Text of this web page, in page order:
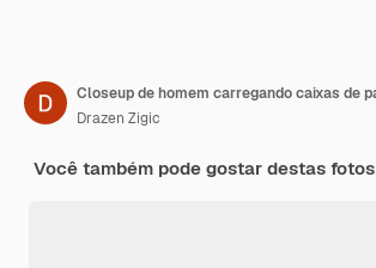
Drazen Zigic
Você também pode gostar destas fotos